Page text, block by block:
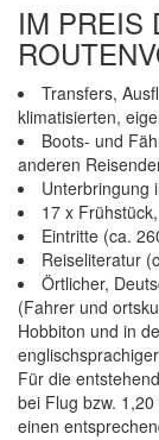
IM PREIS
Transfers,
klimatisierten,
Boots- und
anderen
Unterbringung
17 x
Eintritte (ca.
Reiseliteratur
Örtlicher,
(Fahrer und
Hobbiton und in
Für die
bei Flug bzw.
einen